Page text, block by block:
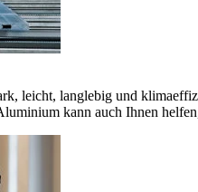
leicht, langlebig und
kann auch Ihnen